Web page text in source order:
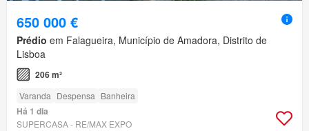
650 000 €
Prédio em Falagueira, Município de Amadora, Distrito de
Lisboa
206 m²
Varanda Despensa Banheira
Há 1 dia
SUPERCASA - RE/MAX EXPO